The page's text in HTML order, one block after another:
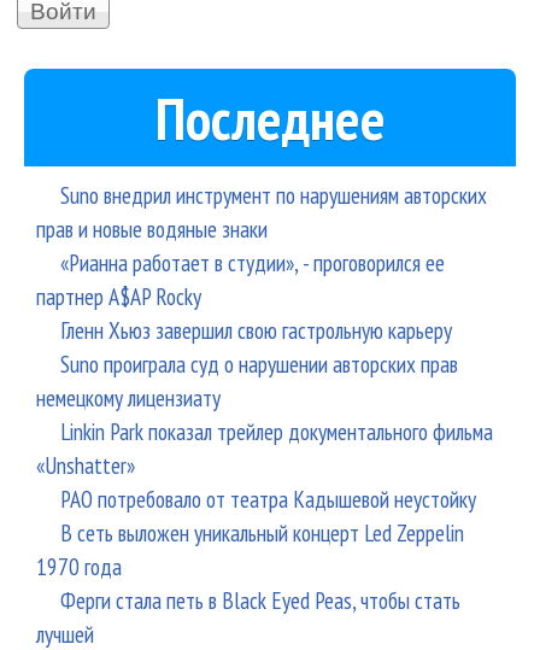
Последнее
Suno внедрил инструмент по нарушениям авторских
прав и новые водяные знаки
«Рианна работает в студии», - проговорился ее
партнер A$AP Rocky
Гленн Хьюз завершил свою гастрольную карьеру
Suno проиграла суд о нарушении авторских прав
немецкому лицензиату
Linkin Park показал трейлер документального фильма
«Unshatter»
РАО потребовало от театра Кадышевой неустойку
В сеть выложен уникальный концерт Led Zeppelin
1970 года
Ферги стала петь в Black Eyed Peas, чтобы стать
лучшей